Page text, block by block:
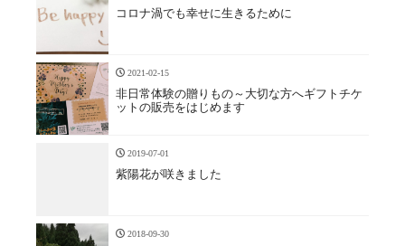
コロナ渦でも幸せに生きるために
2021-02-15
非日常体験の贈りもの～大切な方へギフトチケ
ットの販売をはじめます
2019-07-01
紫陽花が咲きました
2018-09-30